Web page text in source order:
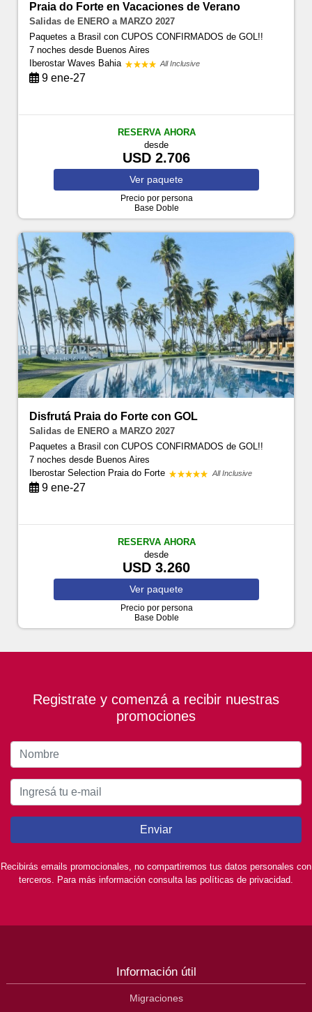
Praia do Forte en Vacaciones de Verano
Salidas de ENERO a MARZO 2027
Paquetes a Brasil con CUPOS CONFIRMADOS de GOL!!
7 nochesdesde Buenos Aires
Iberostar Waves Bahia
All Inclusive
9 ene-27
RESERVA AHORA
desde
USD 2.706
Ver paquete
Precio por persona
Base Doble
Disfrutá Praia do Forte con GOL
Salidas de ENERO a MARZO 2027
Paquetes a Brasil con CUPOS CONFIRMADOS de GOL!!
7 nochesdesde Buenos Aires
Iberostar Selection Praia do Forte
All Inclusive
9 ene-27
RESERVA AHORA
desde
USD 3.260
Ver paquete
Precio por persona
Base Doble
Registrate y comenzá a recibir nuestras
promociones
Enviar
Recibirás emails promocionales, no compartiremos tus datos personales con
terceros. Para más información consulta las políticas de privacidad.
Información útil
Migraciones